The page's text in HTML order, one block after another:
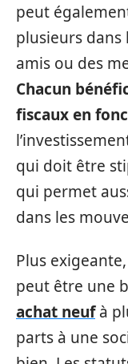
peut
plusieurs dans
amis ou des
Chacun
fiscaux en
qui doit être
qui permet
dans les
Plus exigeante,
peut être une
achat neufà
parts à une